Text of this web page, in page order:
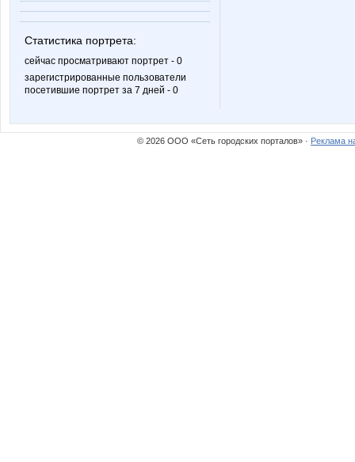
Статистика портрета:
сейчас просматривают портрет - 0
зарегистрированные пользователи
посетившие портрет за 7 дней - 0
© 2026 ООО «Сеть городских порталов» · Реклама